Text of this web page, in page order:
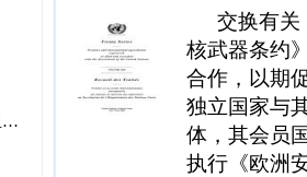
交换有关
核武器条约
合作，以期
独立国家与
体，其会员
执行《欧洲